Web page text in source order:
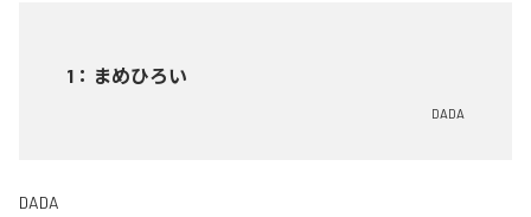
1 ： まめひろい
DADA
DADA